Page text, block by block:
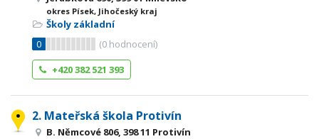
okres Písek, Jihočeský kraj
Školy základní
0
(0 hodnocení)
+420 382 521 393
2. Mateřská škola Protivín
B. Němcové 806, 398 11 Protivín